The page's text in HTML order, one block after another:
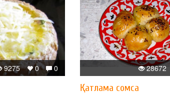
0
0
9275 28672
Қатлама сомса